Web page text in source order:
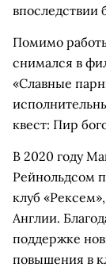
впоследствии
Помимо
снимался в
«Славные
квест: Пир
В 2020 году
Рейнольдсом
клуб
Англии.
поддержке
повышения в